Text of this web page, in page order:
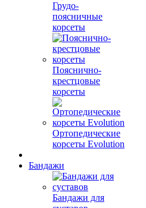
Грудо-
поясничные
корсеты
Пояснично-
крестцовые
корсеты
Ортопедические
корсеты Evolution
Бандажи
Бандажи для